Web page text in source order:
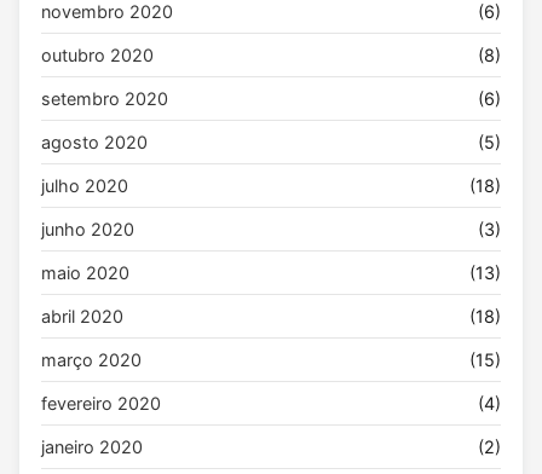
novembro 2020 (6)
outubro 2020 (8)
setembro 2020 (6)
agosto 2020 (5)
julho 2020 (18)
junho 2020 (3)
maio 2020 (13)
abril 2020 (18)
março 2020 (15)
fevereiro 2020 (4)
janeiro 2020 (2)